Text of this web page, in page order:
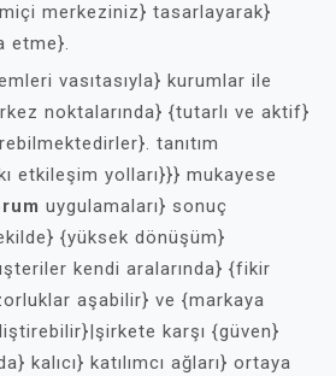
merkeziniz} tasarlayarak}
etme}.
vasıtasıyla} kurumlar ile
noktalarında} {tutarlı ve aktif}
tanıtım
etkileşim yolları}}} mukayese
uygulamaları} sonuç
{yüksek dönüşüm}
kendi aralarında} {fikir
aşabilir} ve {markaya
karşı {güven}
kalıcı} katılımcı ağları} ortaya